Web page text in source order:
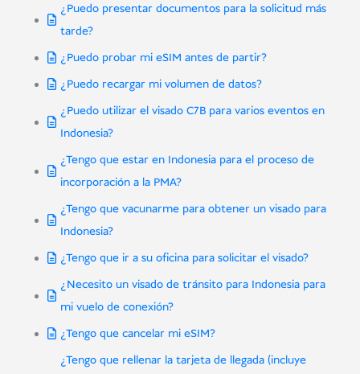
¿Puedo presentar documentos para la solicitud más
tarde?
¿Puedo probar mi eSIM antes de partir?
¿Puedo recargar mi volumen de datos?
¿Puedo utilizar el visado C7B para varios eventos en
Indonesia?
¿Tengo que estar en Indonesia para el proceso de
incorporación a la PMA?
¿Tengo que vacunarme para obtener un visado para
Indonesia?
¿Tengo que ir a su oficina para solicitar el visado?
¿Necesito un visado de tránsito para Indonesia para
mi vuelo de conexión?
¿Tengo que cancelar mi eSIM?
¿Tengo que rellenar la tarjeta de llegada (incluye